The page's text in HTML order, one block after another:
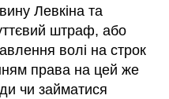
Левкіна та
штраф, або
волі на строк
права на цей же
чи займатися